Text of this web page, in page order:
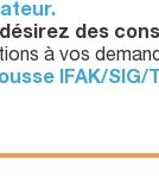
des
à vos
IFAK/SIG/